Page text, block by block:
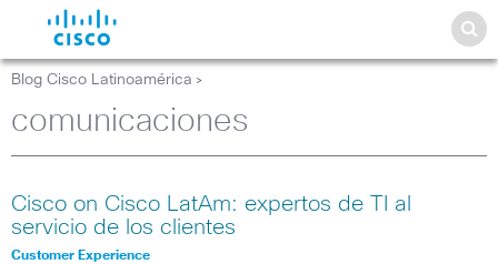
Blog Cisco Latinoamérica >
comunicaciones
Cisco on Cisco LatAm: expertos de TI al
servicio de los clientes
Customer Experience